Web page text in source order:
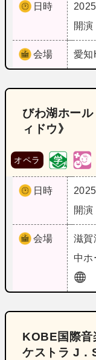
日時
開
会場 愛知
びわ湖ホー
ィドウ》
オペラ
日時
開
会場 滋賀
中ホ
KOBE国際音
ケストラ J．